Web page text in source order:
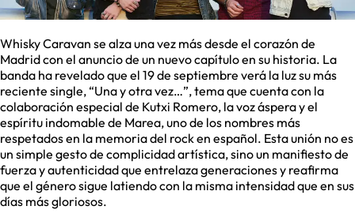
Whisky Caravan se alza una vez más desde el corazón de
Madrid con el anuncio de un nuevo capítulo en su historia. La
banda ha revelado que el 19 de septiembre verá la luz su más
reciente single, “Una y otra vez…”, tema que cuenta con la
colaboración especial de Kutxi Romero, la voz áspera y el
espíritu indomable de Marea, uno de los nombres más
respetados en la memoria del rock en español. Esta unión no es
un simple gesto de complicidad artística, sino un manifiesto de
fuerza y autenticidad que entrelaza generaciones y reafirma
que el género sigue latiendo con la misma intensidad que en sus
días más gloriosos.